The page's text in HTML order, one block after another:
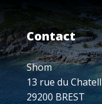
Contact
Shom
13 rue du
29200 BREST